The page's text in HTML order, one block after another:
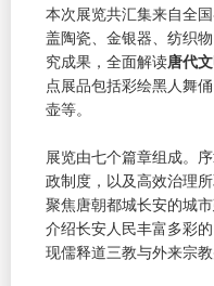
本次展览共汇集来自全
盖陶瓷、金银器、纺织
究成果，全面解读唐代
点展品包括彩绘黑人舞
壶等。
展览由七个篇章组成。
政制度，以及高效治理
聚焦唐朝都城长安的城
介绍长安人民丰富多彩
现儒释道三教与外来宗教